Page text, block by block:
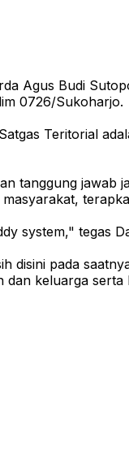
Agus Budi
0726/Sukoharjo.
Teritorial
tanggung jawab
system," tegas
disini pada
keluarga